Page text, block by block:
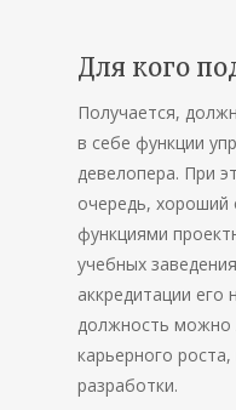
Для кого
Получается,
в себе функции
девелопера. При
очередь, хороший
функциями
учебных
аккредитации его
должность можно
карьерного
разработки.